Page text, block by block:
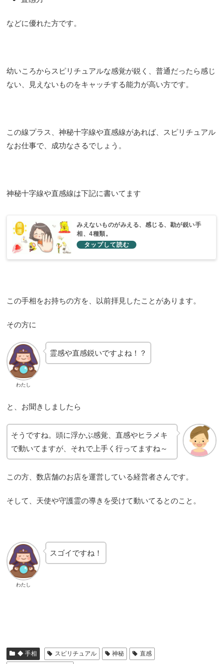
などに優れた方です。
幼いころからスピリチュアルな感覚が鋭く、普通だったら感じ
ない、見えないものをキャッチする能力が高い方です。
この線プラス、神秘十字線や直感線があれば、スピリチュアル
なお仕事で、成功なさるでしょう。
神秘十字線や直感線は下記に書いてます
みえないものがみえる、感じる、勘が鋭い手
相、4種類。
この手相をお持ちの方を、以前拝見したことがあります。
その方に
わたし
霊感や直感鋭いですよね！？
と、お聞きしましたら
そうですね。頭に浮かぶ感覚、直感やヒラメキ
で動いてますが、それで上手く行ってますね～
この方、数店舗のお店を運営している経営者さんです。
そして、天使や守護霊の導きを受けて動いてるとのこと。
わたし
スゴイですね！
◆ 手相 スピリチュアル 神秘
直感